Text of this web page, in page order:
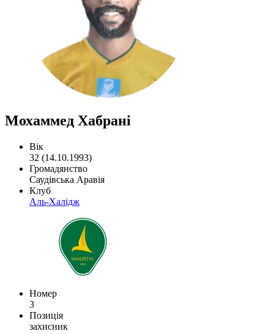
Мохаммед Хабрані
Вік
32 (14.10.1993)
Громадянство
Саудівська Аравія
Клуб
Аль-Халідж
Номер
3
Позиція
захисник